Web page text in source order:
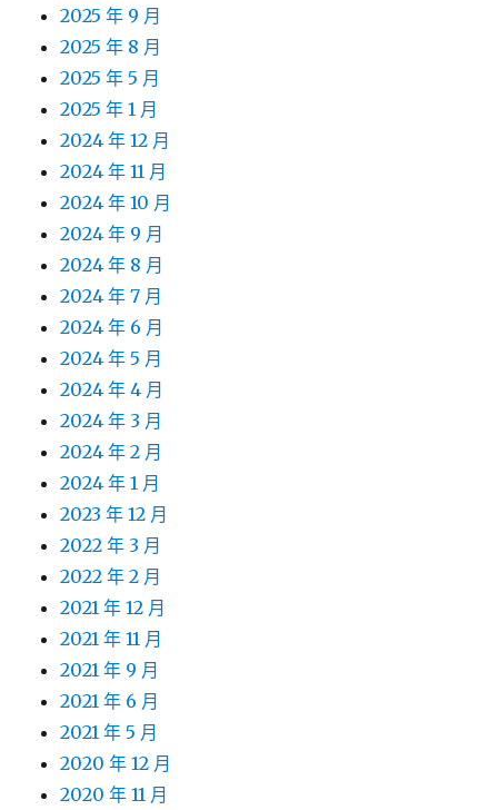
2025 年 9 月
2025 年 8 月
2025 年 5 月
2025 年 1 月
2024 年 12 月
2024 年 11 月
2024 年 10 月
2024 年 9 月
2024 年 8 月
2024 年 7 月
2024 年 6 月
2024 年 5 月
2024 年 4 月
2024 年 3 月
2024 年 2 月
2024 年 1 月
2023 年 12 月
2022 年 3 月
2022 年 2 月
2021 年 12 月
2021 年 11 月
2021 年 9 月
2021 年 6 月
2021 年 5 月
2020 年 12 月
2020 年 11 月